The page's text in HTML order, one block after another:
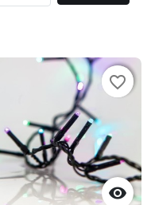

favorite_border
favorite_border